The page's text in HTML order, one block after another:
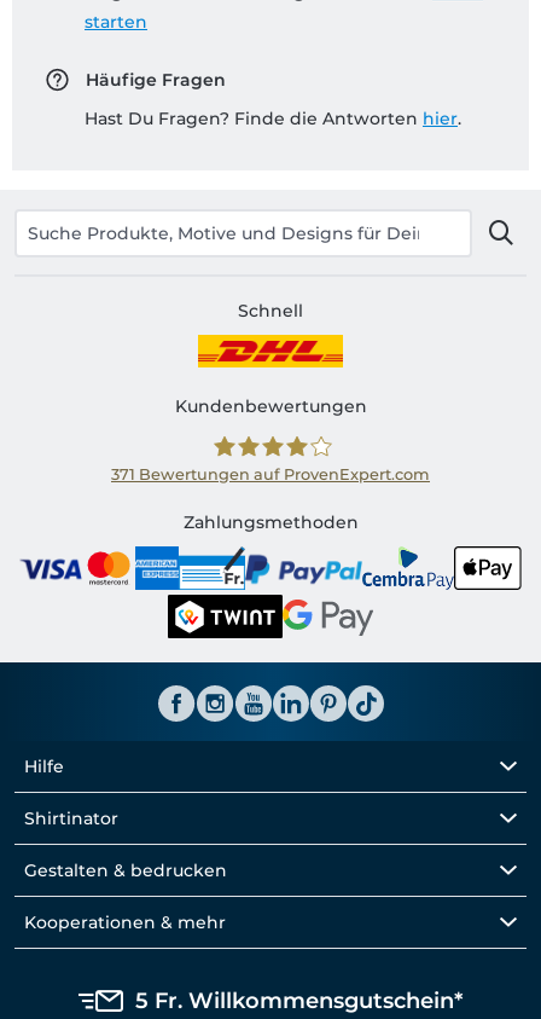
starten
Häufige Fragen
Hast Du Fragen? Finde die Antworten hier.
Schnell
Kundenbewertungen
Shirtinator CH
371 Bewertungen auf ProvenExpert.com
Zahlungsmethoden
Hilfe
Shirtinator
Gestalten & bedrucken
Kooperationen & mehr
5 Fr. Willkommensgutschein*